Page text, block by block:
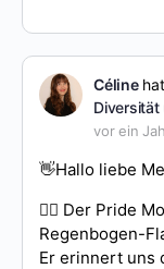
Célinehat
Diversität
vor ein
👋Hallo liebe
🏳️‍🌈 Der Pride
Regenbogen-
Er erinnert uns